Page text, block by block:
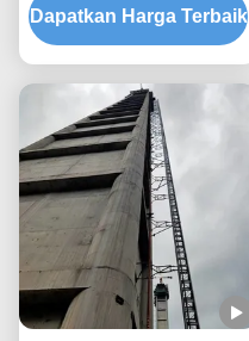
Pinion Jenis rak dan
pinion konstruksi Lift
Dapatkan Harga Terbaik